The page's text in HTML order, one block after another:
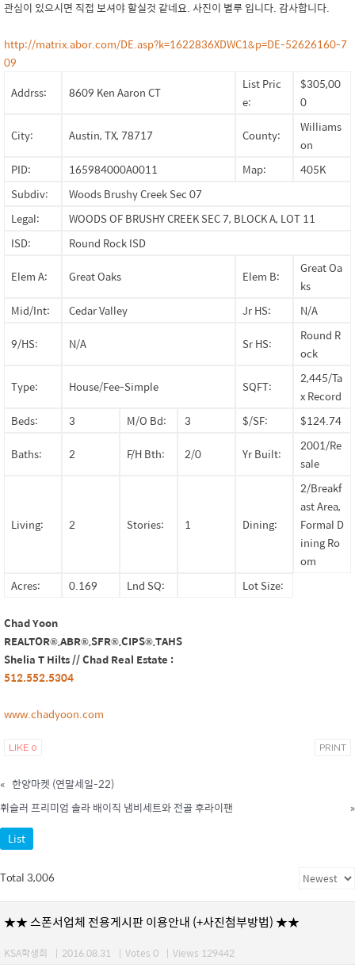
관심이 있으시면 직접 보셔야 할실것 같네요. 사진이 별루 입니다. 감사합니다.
http://matrix.abor.com/DE.asp?k=1622836XDWC1&p=DE-52626160-7
09
Addrss:
8609 Ken Aaron CT
List Pric
e:
$305,00
0
City:
Austin, TX, 78717 County:
Williams
on
PID:
165984000A0011 Map:
405K
Subdiv:
Woods Brushy Creek Sec 07
Legal:
WOODS OF BRUSHY CREEK SEC 7, BLOCK A, LOT 11
ISD:
Round Rock ISD
Elem A:
Great Oaks Elem B:
Great Oa
ks
Mid/Int:
Cedar Valley Jr HS:
N/A
9/HS:
N/A Sr HS:
Round R
ock
Type:
House/Fee-Simple SQFT:
2,445/Ta
x Record
Beds:
3 M/O Bd: 3 $/SF:
$124.74
Baths:
2 F/H Bth: 2/0 Yr Built:
2001/Re
sale
Living: 2 Stories: 1 Dining:
2/Breakf
ast Area,
Formal D
ining Ro
om
Acres:
0.169 Lnd SQ: Lot Size:
Chad Yoon
REALTOR®,ABR®,SFR®,CIPS®,TAHS
Shelia T Hilts // Chad Real Estate :
512.552.5304
www.chadyoon.com
LIKE 0 PRINT
« 한양마켓 (연말세일-22)
휘슬러 프리미엄 솔라 배이직 냄비세트와 전골 후라이팬
»
List
Total 3,006
★★ 스폰서업체 전용게시판 이용안내 (+사진첨부방법) ★★
KSA학생회 | 2016.08.31 | Votes 0 | Views 129442